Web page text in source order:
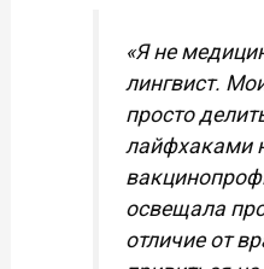
«Я не
лингвист.
просто
лайфхаками
освещала
отличие от